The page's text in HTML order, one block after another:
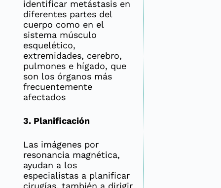
identificar metástasis en
diferentes partes del
cuerpo como en el
sistema músculo
esquelético,
extremidades, cerebro,
pulmones e hígado, que
son los órganos más
frecuentemente
afectados
3. Planificación
Las imágenes por
resonancia magnética,
ayudan a los
especialistas a planificar
cirugías, también a dirigir